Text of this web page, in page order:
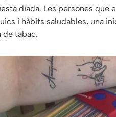
diada. Les persones que
i hàbits saludables, una
de tabac.